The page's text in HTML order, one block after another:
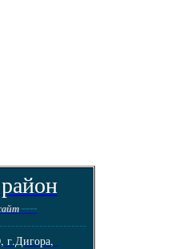
----
г.Дигора,